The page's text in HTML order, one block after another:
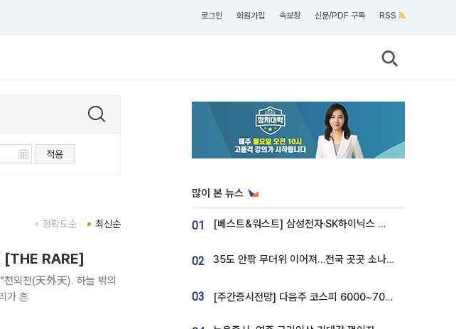
로그인 회원가입 속보창 신문/PDF 구독 RSS
적용
최신순
정확도순
[THE RARE]
리가 흔
많이 본 뉴스
01 [베스트&워스트] 삼성전자·SK하이닉스 밀린 한 주…상상인증권은 85% 급등
02 35도 안팎 무더위 이어져…전국 곳곳 소나기 [오늘 날씨]
03 [주간증시전망] 다음주 코스피 6000~7000⋯“外人 수급은 정책이 변수”